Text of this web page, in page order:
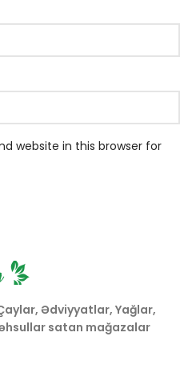
website in this browser for
Ədviyyatlar, Yağlar,
satan mağazalar